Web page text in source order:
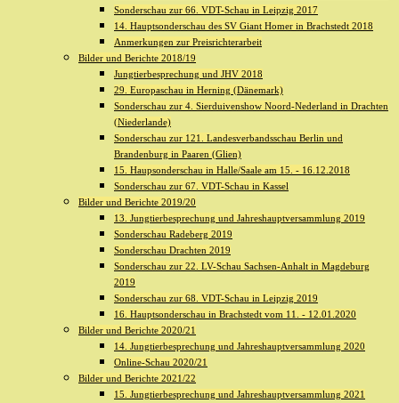
Sonderschau zur 66. VDT-Schau in Leipzig 2017
14. Hauptsonderschau des SV Giant Homer in Brachstedt 2018
Anmerkungen zur Preisrichterarbeit
Bilder und Berichte 2018/19
Jungtierbesprechung und JHV 2018
29. Europaschau in Herning (Dänemark)
Sonderschau zur 4. Sierduivenshow Noord-Nederland in Drachten
(Niederlande)
Sonderschau zur 121. Landesverbandsschau Berlin und
Brandenburg in Paaren (Glien)
15. Haupsonderschau in Halle/Saale am 15. - 16.12.2018
Sonderschau zur 67. VDT-Schau in Kassel
Bilder und Berichte 2019/20
13. Jungtierbesprechung und Jahreshauptversammlung 2019
Sonderschau Radeberg 2019
Sonderschau Drachten 2019
Sonderschau zur 22. LV-Schau Sachsen-Anhalt in Magdeburg
2019
Sonderschau zur 68. VDT-Schau in Leipzig 2019
16. Hauptsonderschau in Brachstedt vom 11. - 12.01.2020
Bilder und Berichte 2020/21
14. Jungtierbesprechung und Jahreshauptversammlung 2020
Online-Schau 2020/21
Bilder und Berichte 2021/22
15. Jungtierbesprechung und Jahreshauptversammlung 2021